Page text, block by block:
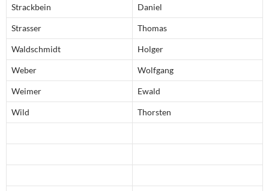
Strackbein Daniel
Strasser Thomas
Waldschmidt Holger
Weber Wolfgang
Weimer Ewald
Wild Thorsten